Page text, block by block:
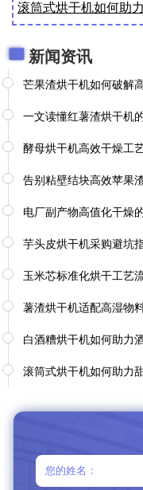
滚筒式烘干机如何助
新闻资讯
芒果渣烘干机如何破解
一文读懂红薯渣烘干机
酵母烘干机高效干燥工
告别粘壁结块高效苹果
电厂副产物高值化干燥
芋头皮烘干机采购避坑
玉米芯标准化烘干工艺
薯渣烘干机适配高湿物
白酒糟烘干机如何助力
滚筒式烘干机如何助力